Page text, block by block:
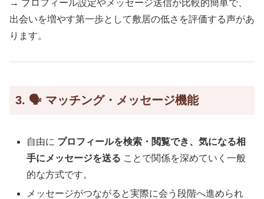
→ プロフィール設定やメッセージ送信が比較的簡単で、
出会いを増やす第一歩として敷居の低さを評価する声があ
ります。
3. 🗣️ マッチング・メッセージ機能
自由に プロフィールを検索・閲覧でき、気になる相
手にメッセージを送る ことで関係を深めていく一般
的な方式です。
メッセージがつながると実際に会う段階へ進められ